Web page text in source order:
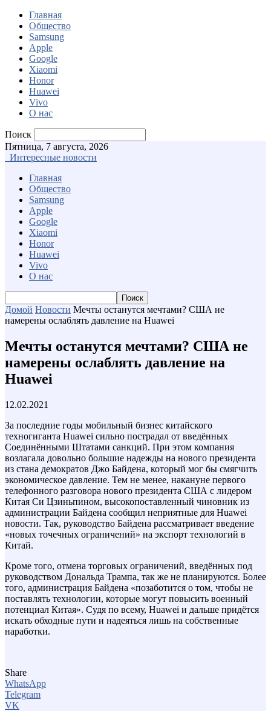
Главная
Общество
Samsung
Apple
Google
Xiaomi
Honor
Huawei
Vivo
О нас
Поиск
Пятница, 7 августа, 2026
Интересные новости
Главная
Общество
Samsung
Apple
Google
Xiaomi
Honor
Huawei
Vivo
О нас
Домой Новости Мечты останутся мечтами? США не
намерены ослаблять давление на Huawei
Мечты останутся мечтами? США не
намерены ослаблять давление на
Huawei
12.02.2021
За последние годы мобильный бизнес китайского
техногиганта Huawei сильно пострадал от введённых
Соединёнными Штатами санкций. При этом компания
возлагала довольно большие надежды на нового президента
из стана демократов Джо Байдена, который мог бы смягчить
экономическое давление. Тем не менее, накануне первого
телефонного разговора нового президента США с лидером
Китая Си Цзиньпином, высокопоставленный чиновник из
администрации Байдена сообщил неприятные для Huawei
новости. Так, руководство Байдена рассматривает введение
«новых точечных ограничений» на экспорт технологий в
Китай.
Кроме того, отмена торговых ограничений, введённых под
руководством Дональда Трампа, так же не планируются. Более
того, администрация Байдена «позаботится о том, чтобы не
поставлять технологии, которые могут повысить военный
потенциал Китая». Судя по всему, Huawei и дальше придётся
искать обходные пути и надеяться лишь на собственные
наработки.
Share
WhatsApp
Telegram
VK